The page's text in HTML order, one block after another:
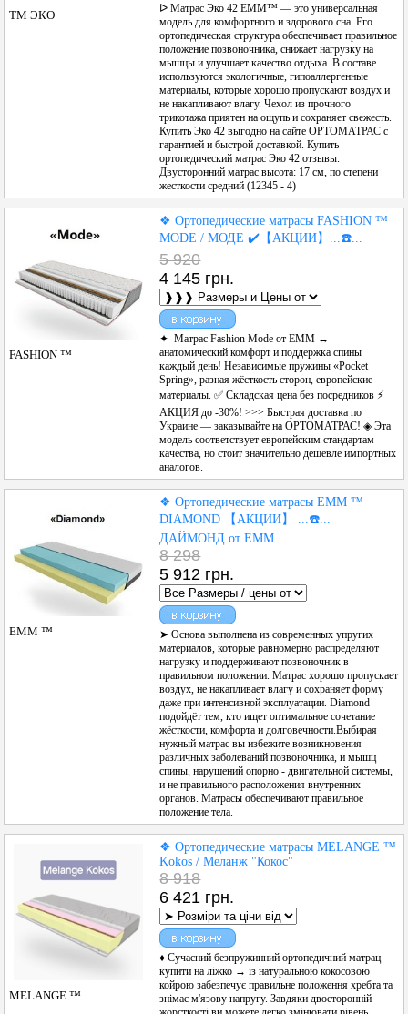
ТМ ЭКО
ᐅ Матрас Эко 42 ЕММ™ — это универсальная
модель для комфортного и здорового сна. Его
ортопедическая структура обеспечивает правильное
положение позвоночника, снижает нагрузку на
мышцы и улучшает качество отдыха. В составе
используются экологичные, гипоаллергенные
материалы, которые хорошо пропускают воздух и
не накапливают влагу. Чехол из прочного
трикотажа приятен на ощупь и сохраняет свежесть.
Купить Эко 42 выгодно на сайте ОРТОМАТРАС с
гарантией и быстрой доставкой. Купить
ортопедический матрас Эко 42 отзывы.
Двусторонний матрас высота: 17 см, по степени
жесткости средний (12345 - 4)
FASHION ™
❖ Ортопедические матрасы FASHION ™
MODE / МОДЕ ✔️【АКЦИИ】...☎️...
5 920
4 145 грн.
✦ Матрас Fashion Mode от ЕММ ↔
анатомический комфорт и поддержка спины
каждый день! Независимые пружины «Pocket
Spring», разная жёсткость сторон, европейские
материалы. ✅ Складская цена без посредников ⚡
АКЦИЯ до -30%! >>> Быстрая доставка по
Украине — заказывайте на ОРТОМАТРАС! ◈ Эта
модель соответствует европейским стандартам
качества, но стоит значительно дешевле импортных
аналогов.
ЕММ ™
❖ Ортопедические матрасы ЕММ ™
DIAMOND 【АКЦИИ】 ...☎️...
ДАЙМОНД от ЕММ
8 298
5 912 грн.
➤ Основа выполнена из современных упругих
материалов, которые равномерно распределяют
нагрузку и поддерживают позвоночник в
правильном положении. Матрас хорошо пропускает
воздух, не накапливает влагу и сохраняет форму
даже при интенсивной эксплуатации. Diamond
подойдёт тем, кто ищет оптимальное сочетание
жёсткости, комфорта и долговечности.Выбирая
нужный матрас вы избежите возникновения
различных заболеваний позвоночника, и мышц
спины, нарушений опорно - двигательной системы,
и не правильного расположения внутренних
органов. Матрасы обеспечивают правильное
положение тела.
MELANGE ™
❖ Ортопедические матрасы MELANGE ™
Kokos / Меланж "Кокос"
8 918
6 421 грн.
♦ Сучасний безпружинний ортопедичний матрац
купити на ліжко → із натуральною кокосовою
койрою забезпечує правильне положення хребта та
знімає м'язову напругу. Завдяки двосторонній